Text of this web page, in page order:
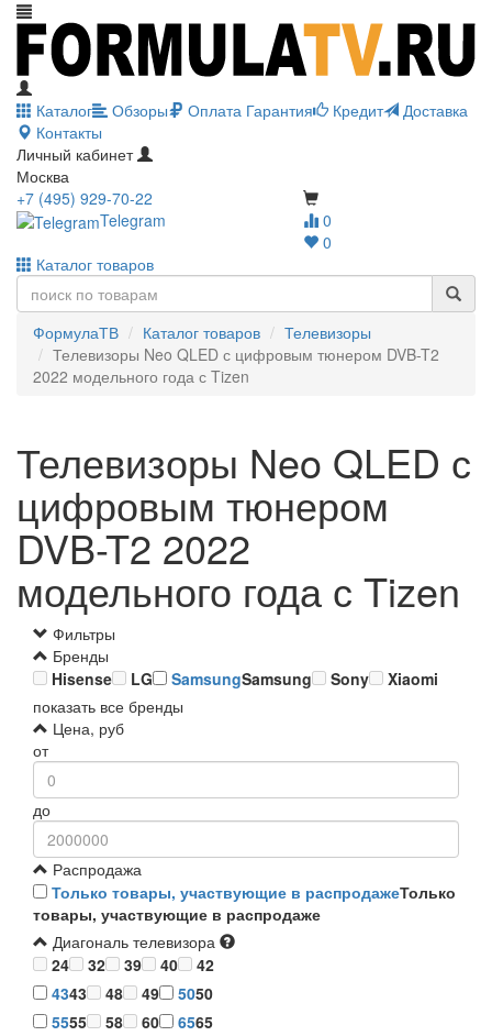
Каталог Обзоры Оплата Гарантия Кредит
Доставка
Контакты
Личный кабинет
Москва
0
0
+7 (495) 929-70-22
Telegram
Каталог товаров
ФормулаТВ Каталог товаров
Телевизоры
Телевизоры Neo QLED с цифровым тюнером DVB-T2
2022 модельного года с Tizen
Телевизоры Neo QLED с
цифровым тюнером
DVB-T2 2022
модельного года с Tizen
Фильтры
Бренды
Hisense
LG SamsungSamsung Sony
Xiaomi
показать все бренды
Цена, руб
от
до
Распродажа
Только товары, участвующие в распродажеТолько
товары, участвующие в распродаже
Диагональ телевизора
24
32 39 40
42
4343 48 49 5050
5555 58 60 6565